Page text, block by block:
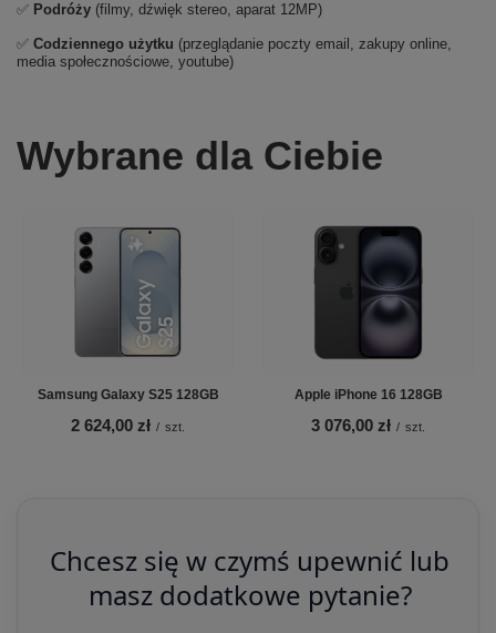
✅ Podróży (filmy, dźwięk stereo, aparat 12MP)
✅ Codziennego użytku (przeglądanie poczty email, zakupy online,
media społecznościowe, youtube)
Wybrane dla Ciebie
Samsung Galaxy S25 128GB
2 624,00 zł / szt.
Apple iPhone 16 128GB
3 076,00 zł / szt.
Chcesz się w czymś upewnić lub
masz dodatkowe pytanie?